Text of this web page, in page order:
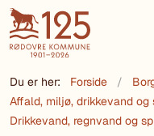
Du er her: Forside
Affald, miljø, drikkevand og
Drikkevand, regnvand og